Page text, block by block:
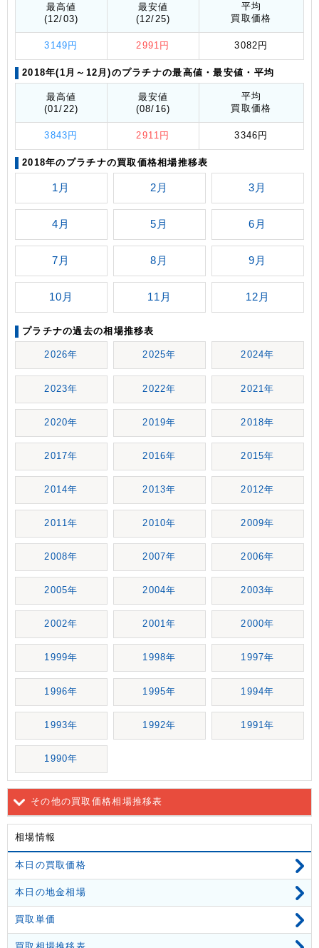
最高値
(12/03)
最安値
(12/25)
平均
買取価格
3149円 2991円 3082円
2018年(1月～12月)のプラチナの最高値 ・最安値 ・平均
最高値
(01/22)
最安値
(08/16)
平均
買取価格
3843円 2911円 3346円
2018年のプラチナの買取価格相場推移表
1月 2月 3月
4月 5月 6月
7月 8月 9月
10月 11月 12月
プラチナの過去の相場推移表
2026年 2025年 2024年
2023年 2022年 2021年
2020年 2019年 2018年
2017年 2016年 2015年
2014年 2013年 2012年
2011年 2010年 2009年
2008年 2007年 2006年
2005年 2004年 2003年
2002年 2001年 2000年
1999年 1998年 1997年
1996年 1995年 1994年
1993年 1992年 1991年
1990年
その他の買取価格相場推移表
相場情報
本日の買取価格
本日の地金相場
買取単価